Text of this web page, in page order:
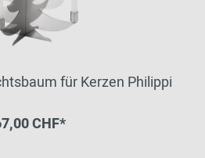
für Kerzen Philippi
CHF*